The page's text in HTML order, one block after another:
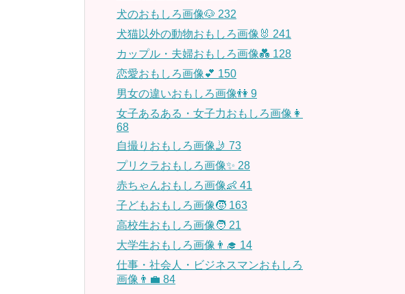
犬のおもしろ画像🐶 232
犬猫以外の動物おもしろ画像🐰 241
カップル・夫婦おもしろ画像💑 128
恋愛おもしろ画像💕 150
男女の違いおもしろ画像👫 9
女子あるある・女子力おもしろ画像👩
68
自撮りおもしろ画像🤳 73
プリクラおもしろ画像✨ 28
赤ちゃんおもしろ画像👶 41
子どもおもしろ画像🧒 163
高校生おもしろ画像🧑 21
大学生おもしろ画像👨‍🎓 14
仕事・社会人・ビジネスマンおもしろ
画像👨‍💼 84